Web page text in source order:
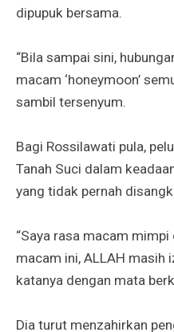
dipupuk bersama.
“Bila sampai sini,
macam ‘honeymoon’
sambil tersenyum.
Bagi Rossilawati pula,
Tanah Suci dalam
yang tidak pernah
“Saya rasa macam
macam ini, ALLAH masih
katanya dengan mata
Dia turut menzahirkan